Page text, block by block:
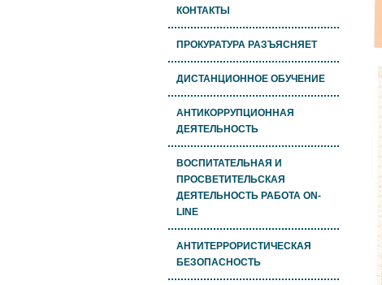
КОНТАКТЫ
ПРОКУРАТУРА РАЗЪЯСНЯЕТ
ДИСТАНЦИОННОЕ ОБУЧЕНИЕ
АНТИКОРРУПЦИОННАЯ
ДЕЯТЕЛЬНОСТЬ
ВОСПИТАТЕЛЬНАЯ И
ПРОСВЕТИТЕЛЬСКАЯ
ДЕЯТЕЛЬНОСТЬ РАБОТА ON-
LINE
АНТИТЕРРОРИСТИЧЕСКАЯ
БЕЗОПАСНОСТЬ